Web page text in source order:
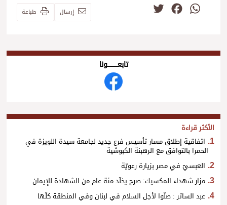
WhatsApp
Facebook إرسال طباعة
تابعــــــــــونا
الأكثر قراءة
اتفاقية إطلاق مسار تأسيس فرع جديد لجامعة سيدة اللويزة في
الحمرا بالتوافق مع الرهبنة الكبوشية
العبسيّ في مصر بزيارة رعويّة
مزار شهداء المكسيك: صرح يخلّد مئة عام من الشهادة للإيمان
عبد الساتر : صلّوا لأجل السلام في لبنان وفي المنطقة كلّها